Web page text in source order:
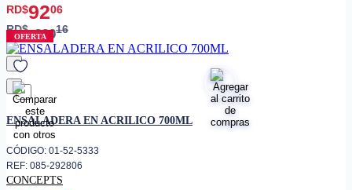
RD$9206
RD$23016
OFERTA
favorito
ENSALADERA EN ACRILICO 700ML
CÓDIGO: 01-52-5333
REF: 085-292806
CONCEPTS